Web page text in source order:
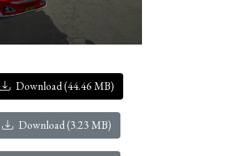
Download (44.46 MB)
Download (3.23 MB)